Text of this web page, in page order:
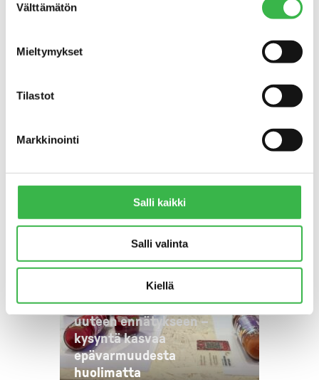
valinta
Välttämätön
Mieltymykset
Tilastot
Markkinointi
Salli kaikki
Salli valinta
Kiellä
Luomutuotteiden
maailmanmarkkinat
uuteen ennätykseen –
kysyntä kasvaa
epävarmuudesta
huolimatta